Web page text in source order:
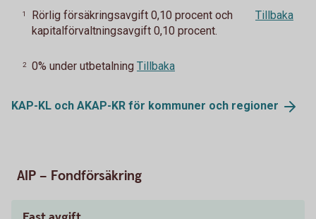
1
Rörlig försäkringsavgift 0,10 procent och
kapitalförvaltningsavgift 0,10 procent.
Tillbaka
2 0% under utbetalning Tillbaka
KAP-KL och AKAP-KR för kommuner och regioner
AIP – Fondförsäkring